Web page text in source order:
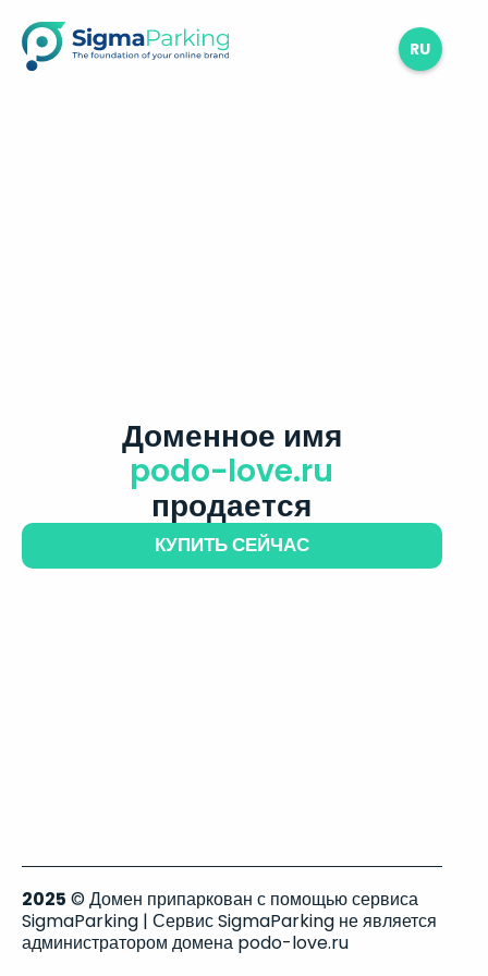
RU
Доменное имя
podo-love.ru
продается
КУПИТЬ СЕЙЧАС
2025 © Домен припаркован с помощью сервиса
SigmaParking | Сервис SigmaParking не является
администратором домена podo-love.ru